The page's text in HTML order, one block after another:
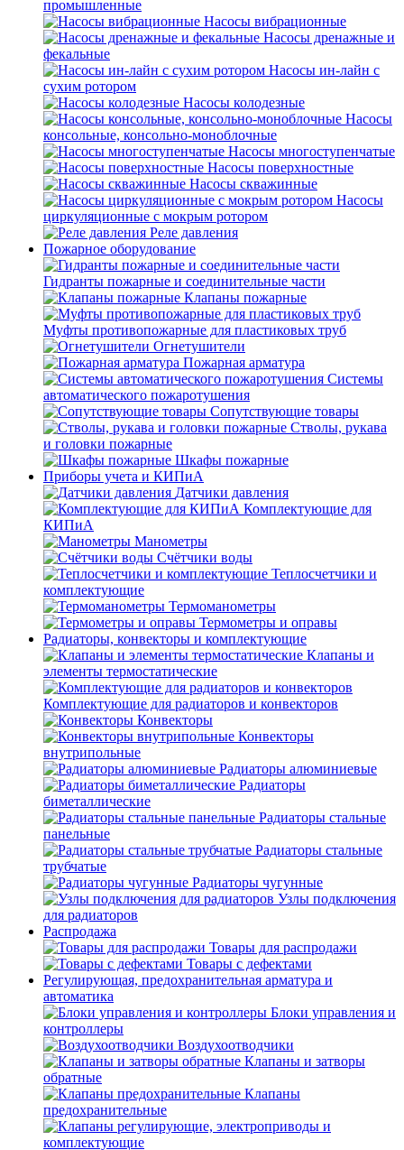
промышленные
Насосы вибрационные
Насосы дренажные и
фекальные
Насосы ин-лайн с
сухим ротором
Насосы колодезные
Насосы
консольные, консольно-моноблочные
Насосы многоступенчатые
Насосы поверхностные
Насосы скважинные
Насосы
циркуляционные с мокрым ротором
Реле давления
Пожарное оборудование
Гидранты пожарные и соединительные части
Клапаны пожарные
Муфты противопожарные для пластиковых труб
Огнетушители
Пожарная арматура
Системы
автоматического пожаротушения
Сопутствующие товары
Стволы, рукава
и головки пожарные
Шкафы пожарные
Приборы учета и КИПиА
Датчики давления
Комплектующие для
КИПиА
Манометры
Счётчики воды
Теплосчетчики и
комплектующие
Термоманометры
Термометры и оправы
Радиаторы, конвекторы и комплектующие
Клапаны и
элементы термостатические
Комплектующие для радиаторов и конвекторов
Конвекторы
Конвекторы
внутрипольные
Радиаторы алюминиевые
Радиаторы
биметаллические
Радиаторы стальные
панельные
Радиаторы стальные
трубчатые
Радиаторы чугунные
Узлы подключения
для радиаторов
Распродажа
Товары для распродажи
Товары с дефектами
Регулирующая, предохранительная арматура и
автоматика
Блоки управления и
контроллеры
Воздухоотводчики
Клапаны и затворы
обратные
Клапаны
предохранительные